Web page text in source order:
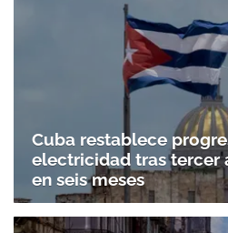
Cuba restablece
electricidad tras tercer
en seis meses